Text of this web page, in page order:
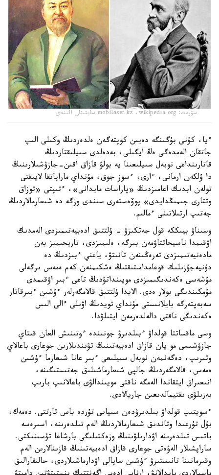
سۋرەت: mobilaser.kz ،wikipedia.org سايتىنان الىندى
ءيا، كۇنى بۇگىنگە دەيىن كوپتەگەن ەلدەردىڭ وكىلى الىپ
جاتقان الەمدەگى ەڭ ايگىلى، بەدەلدى سىيلىقتاردىڭ
قاتارىنداعى نوبەل سىيلىعىنا يە بولۋ قازاق اقىن-جازۋشىلارىنىڭ
دا ۇلكەن ارمانى، ءارى، ءسوز جوق، مۇنداي ماراپاتقا لايىقتى
تولەن ابدىك اعامىزدىڭ «پاراسات مايدانى»، ءتىپتى «توزاق
وتتارى جىمىڭدايدى» پوۆەستەرى سىندى وزگە دە شىعارمالاردىڭ
جەتىپ ارتىلاتىنى ءمالىم.
وسىناۋ بيىككە قول جەتكىزۋ - ۇلتتىق ادەبيەتىمىزدى الەمدىك
اۋقىمدا ناسيحاتتاۋمەن بىرگە، ەلىمىزدى، تاريحىمىز بەن
مادەنيەتىمىزدى تەرەڭىنەن تانىتۋ، ياعني ءبىزدىڭ دە
دۇنيەجۇزىلىك قوعامداستىقتىڭ ەشكىمنەن كەم ەمەس ىرگەلى
مۇشەسى ەكەندىگىمىزدى مويىنداتۋدىڭ تاعى ءبىر اۋقىمدى
مۇمكىندىگى بولار ەدى. الايدا ۇلتتىق قالامگەرلەر ءۇشىن ءبىرقاتار
سەبەپتەرگە بايلانىستى مۇنداي تويدىڭ اۋىلى ءالى الىس
ەكەندىگى ناقتى دالەلدەرمەن ايتىلۋدا.
وسى ماقساتتا قولداۋ ءبىلدىرۋ جونىندە ءوتىنىش العان قىتاي
جازۋشىسى مو يان قازاق ادەبيەتىنىڭ تۋىندىلارىن جوعارى باعالاي
وتىرىپ، دەگەنمەن نوبەل سىيلىعى ءبىر عانا شىعارما ءۇشىن
ەمەس، قالامگەردىڭ جالپى شىعارماشىلىق جەتىستىگىنە،
انىعىراق ايتقاندا الەمگە ناقتى مويىندالۋى باعالانىپ بارىپ
بەرىلۋى ىقتيمالدىعىن جاريالادى.
ءسويتىپ قولداۋ بىلدىرۋدەن سىپايى تۇردە باس تارتتى. دەمەك،
بۇل تۇرعىدا وتاندىق شىعارمالاردىڭ الەم تىلدەرىنە، اسىرەسە
باتىس تىلدەرىنە اۋدارىلۋىنىڭ وزەكتىلىگى بارشاعا تۇسىنىكتى.
ساراپشىلار الەۋەتى جوعارى قازاق ادەبيەتىنىڭ قازىنالارىن الەم
وقىرمانىنا تانىستىرۋ ءۇشىن ساپالى اۋدارماشىلاردى، حالىقارالىق